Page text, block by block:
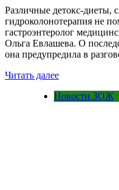
Различные детокс-диеты,
гидроколонотерапия не
гастроэнтеролог
Ольга Евлашева. О
она предупредила в
Читать далее
Новости ЗОЖ